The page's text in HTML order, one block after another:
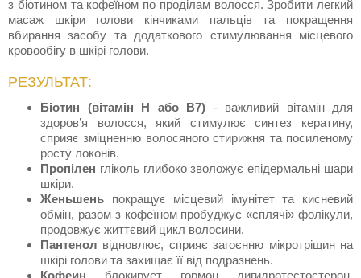
з біотином та кофеїном по проділам волосся. Зробити легкий
масаж шкіри голови кінчиками пальців та покращення
вбирання засобу та додаткового стимулювання місцевого
кровообігу в шкірі голови.
РЕЗУЛЬТАТ:
Біотин (вітамін Н або B7) - важливий вітамін для
здоров’я волосся, який стимулює синтез кератину,
сприяє зміцненню волосяного стирижня та посиленому
росту локонів.
Пропілен гліколь глибоко зволожує епідермальні шари
шкіри.
Женьшень
покращує місцевий імунітет та кисневий
обмін, разом з кофеїном пробуджує «сплячі» фолікули,
продовжує життєвий цикл волосини.
Пантенол відновлює, сприяє загоєнню мікротріщин на
шкірі голови та захищає її від подразнень.
Кофеин
блокирует гормон дигидротестостерон,